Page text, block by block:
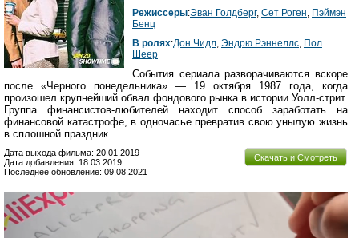
Режиссеры:Эван Голдберг, Сет Роген Пэймэн
Бенц
В ролях:Дон Чидл Эндрю Рэннеллс Пол
Шеер
События сериала разворачиваются вскоре
после «Черного понедельника» — 19 октября 1987 года, когда
произошел крупнейший обвал фондового рынка в истории Уолл-стрит.
Группа финансистов-любителей находит способ заработать на
финансовой катастрофе, в одночасье превратив свою унылую жизнь
в сплошной праздник.
Скачать и Смотреть
Дата выхода фильма: 20.01.2019
Дата добавления: 18.03.2019
Последнее обновление: 09.08.2021